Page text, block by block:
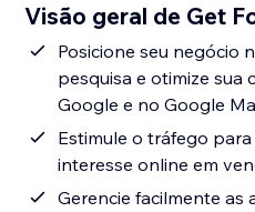
Visão geral de Get
Posicione seu negócio
pesquisa e otimize sua
Google e no Google
Estimule o tráfego
interesse online em
Gerencie facilmente as